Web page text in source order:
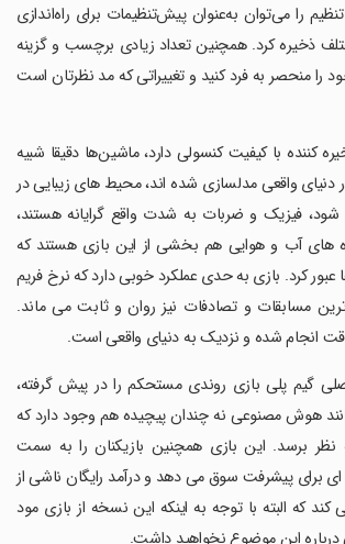
را می‌توان به‌عنوان پیش‌تنظیمات برای راه‌اندازی
ذخیره کرد. همچنین تعداد زیادی برچسب و گزینه
را منحصر به فرد کنید و تغییراتی که مد نظرتان است
کننده با کیفیت کنسولی دارد، ماشین‌ها دقیقا شبیه
واقعی مدلسازی شده اند، محیط های زیبایی در
فیزیک و ضربات به شدت واقع گرایانه هستند،
های آب و هوایی هم بخشی از این بازی هستند که
عبور کرد. بازی به حدی عملکرد خوبی دارد که نرخ فریم
مسابقات و تصادفات نیز روان و ثابت می ماند.
انجام شده و نزدیک به دنیای واقعی است.
گیم پلی بازی روندی مستحکم را در پیش گرفته،
هوش مصنوعی نه چندان پیچیده هم وجود دارد که
نظر برسد. این بازی همچنین بازیکنان را به سمت
برای پیشرفت سوق می دهد و درآمد رایگان ناشی از
که البته با توجه به اینکه این نسخه از بازی مود
این موضوع نخواهید داشت.